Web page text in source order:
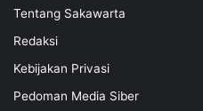
Tentang Sakawarta
Redaksi
Kebijakan Privasi
Pedoman Media Siber